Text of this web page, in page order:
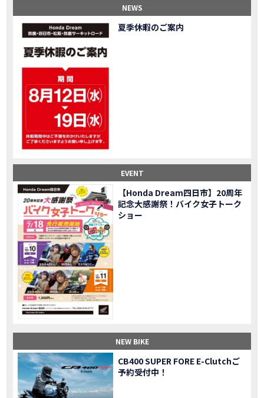
【激カワ女子登場】バイク女子はツーリング中も〇〇が大好き♡
MOVIE 正統派NC750X！大型二輪教習から10年目の素直な感想|Honda NC750X DCT【バイク女子ツーリング】
MOVIE 女が乗るバイクじゃない？低身長女が検証します
MOVIE 【福井1泊ツーリング】バイク女子、仲悪いって本当？
MOVIE 大型ツアラー！Gold Wing Tour 50th ANNIVWRSARYは女性ライダーでもツーリングを楽しめるのか検証してみた｜Honda ゴールドウイング
MOVIE 【Monkey125】初めてモンキー！意外な◯◯へ行って来た【三重ホンダヒート】
NEW BIKE 大型ツアラー「Gold Wing Tour」と特別仕様の 「Gold Wing Tour 50th ANNIVERSARY」を 受注期間限定で発売
【三重県】女性ライダーツーリングを満喫しました｜CB1000HORNET CB750HORNET CB650R E-Clutch
MOVIE 【女子ツーの実態】恥ずかしいけど、暴露しました。
MOVIE オイル交換に行ったつもりが…まさかの大出費！？
「CRF250L」「CRF250L＜s＞」のカラーリング設定と 仕様を一部変更し発売
NEW BIKE 軽二輪スーパースポーツモデル「CBR250RR」の カラーバリエーションを変更し発売
MOVIE 【Honda Dream鈴鹿】20周年記念・大感謝祭イベント 大人気バイク女子が大集合・・Honda Dreamさんの人気を探ってきましたスペシャル！！メチャクチャ楽しかったです❤
NEW BIKE PROJECT BIG1 Final Edition CB 1300在庫車あります！
MOVIE 【バイク女子】急遽、愛車とお別れ…ついにあのバイクに乗れた
MOVIE 【バイク女子】オイル交換だけのつもりが、まさかのアレを交換することに！？
EVENT 【Honda Dream 鈴鹿２０周年記念大感謝祭】 多くの方のご来店ありがとうございました！
MOVIE 【CB650R E-Clutch】X-ADVでDCTに5年乗った私が素直にレビュー｜Honda X-ADV
MOVIE 【カブでアクセル全開】女性ライダーで耐久レース参戦！レースだけじゃないサーキットの楽しみ方|Honda supercub
MOVIE 【新型X-ADV】最初のカスタムはこれ！ガラスコーティングもしちゃいました|Honda X-ADV
三重県下 Honda Dream4店舗にて新春キャンペーンを開催
MOVIE 【速報】2025年モデルHonda X-ADV契約しました！新型のどこが凄いかチェックしてきた！
MOVIE 【女子ツーリング】秋の女子ツーリングin鳥羽・伊勢 【Honda Dream 松阪】
NEW BIKE スーパーカブFinal Edition/HELLP KITTY在庫車あります！
NEWS
夏季休暇のご案内
EVENT
【Honda Dream四日市】20周年
記念大感謝祭！バイク女子トーク
ショー
NEW BIKE
CB400 SUPER FORE E-Clutchご
予約受付中！